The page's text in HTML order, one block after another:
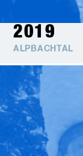
2019
ALPBACHTAL